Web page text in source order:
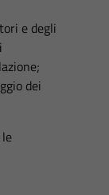
e degli
dei